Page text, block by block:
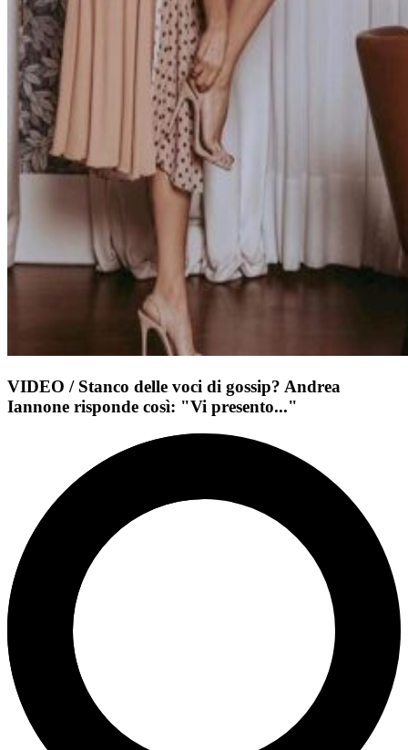
VIDEO / Stanco delle voci di gossip? Andrea
Iannone risponde così: "Vi presento..."